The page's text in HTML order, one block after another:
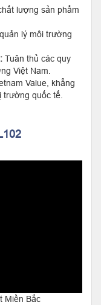
lượng sản phẩm
lý môi trường
Tuân thủ các quy
Việt Nam.
Value, khẳng
trường quốc tế.
Miền Bắc